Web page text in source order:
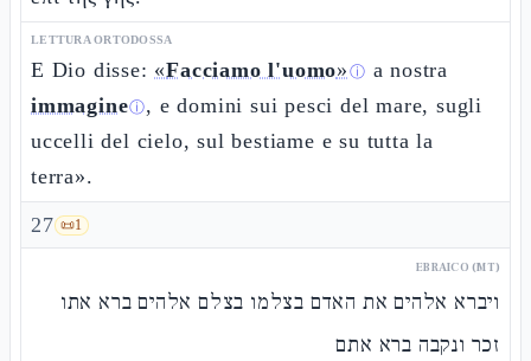
LETTURA ORTODOSSA
E Dio disse: «Facciamo l'uomo» ⓘ a nostra
immagineⓘ, e domini sui pesci del mare, sugli
uccelli del cielo, sul bestiame e su tutta la
terra».
27 📜1
EBRAICO (MT)
ויברא אלהים את האדם בצלמו בצלם אלהים ברא אתו
זכר ונקבה ברא אתם